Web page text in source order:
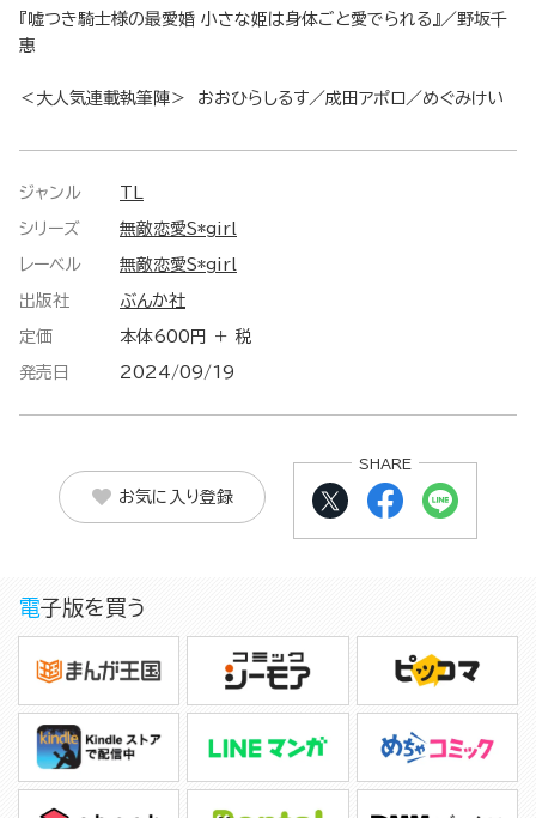
『嘘つき騎士様の最愛婚 小さな姫は身体ごと愛でられる』／野坂千
惠
＜大人気連載執筆陣＞ おおひらしるす／成田アポロ／めぐみけい
ジャンル
シリーズ 無敵恋愛S*girl
レーベル 無敵恋愛S*girl
出版社 ぶんか社
定価 本体600円 ＋ 税
発売日 2024/09/19
お気に入り登録
SHARE
電子版を買う